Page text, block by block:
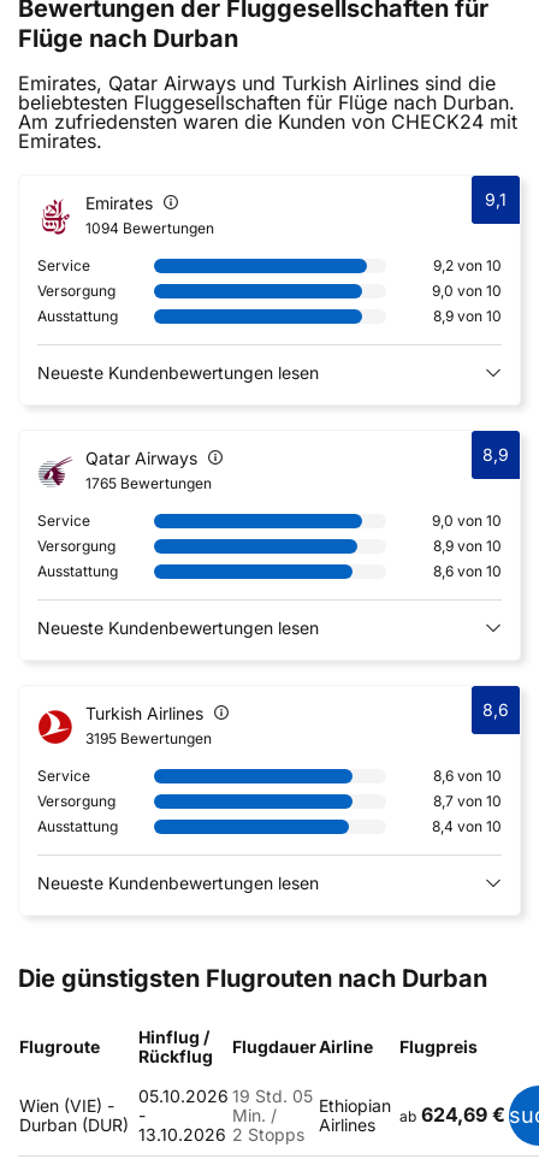
Bewertungen der Fluggesellschaften für
Flüge nach Durban
Emirates, Qatar Airways und Turkish Airlines sind die
beliebtesten Fluggesellschaften für Flüge nach Durban.
Am zufriedensten waren die Kunden von CHECK24 mit
Emirates.
Emirates
1094 Bewertungen
9,1
Service
9,2 von 10
Versorgung
9,0 von 10
Ausstattung
8,9 von 10
Neueste Kundenbewertungen lesen
Qatar Airways
1765 Bewertungen
8,9
Service
9,0 von 10
Versorgung
8,9 von 10
Ausstattung
8,6 von 10
Neueste Kundenbewertungen lesen
Turkish Airlines
3195 Bewertungen
8,6
Service
8,6 von 10
Versorgung
8,7 von 10
Ausstattung
8,4 von 10
Neueste Kundenbewertungen lesen
Die günstigsten Flugrouten nach Durban
Flugroute
Hinflug /
Rückflug
FlugdauerAirline Flugpreis
Wien (VIE) -
Durban (DUR)
05.10.2026
-
13.10.2026
19 Std. 05
Min. /
2 Stopps
Ethiopian
Airlines
ab 624,69 €